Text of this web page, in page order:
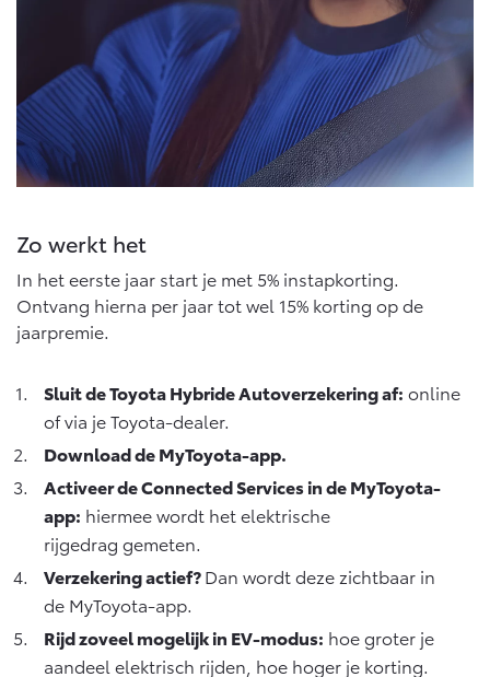
Proace Max (excl. BTW)
OOK ALS BATTERIJ-
ELEKTRISCH
Hilux (excl. BTW)
OOK ALS BATTERIJ-
ELEKTRISCH
Land Cruiser (excl. BTW)
Vanaf € 89.986,-
Zo werkt het
In het eerste jaar start je met 5% instapkorting.
Ontvang hierna per jaar tot wel 15% korting op de
jaarpremie.
Sluit de Toyota Hybride Autoverzekering af: online
of via je Toyota-dealer.
Download de MyToyota-app.
Activeer de Connected Services in de MyToyota-
app: hiermee wordt het elektrische
rijgedrag gemeten.
Verzekering actief?Dan wordt deze zichtbaar in
de MyToyota-app.
Rijd zoveel mogelijk in EV-modus: hoe groter je
aandeel elektrisch rijden, hoe hoger je korting.